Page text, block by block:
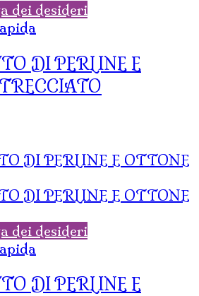
dei desideri
DI PERLINE E
dei desideri
DI PERLINE E